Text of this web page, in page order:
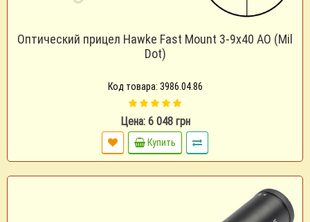
Оптический прицел Hawke Fast Mount 3-9x40 AO (Mil
Dot)
Код товара: 3986.04.86
Цена: 6 048 грн
Купить